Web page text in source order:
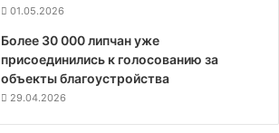
01.05.2026
Более 30 000 липчан уже
присоединились к голосованию за
объекты благоустройства
29.04.2026